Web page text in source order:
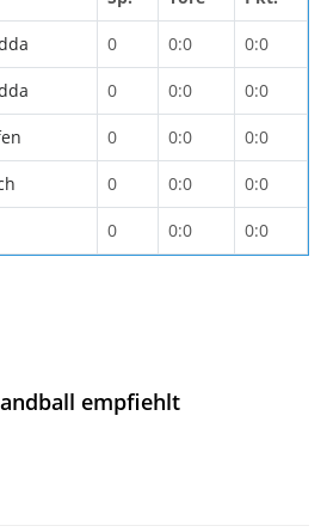
0 0:0 0:0
0 0:0 0:0
0 0:0 0:0
0 0:0 0:0
0 0:0 0:0
empfiehlt